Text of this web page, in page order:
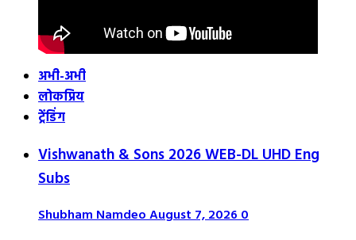
अभी-अभी
लोकप्रिय
ट्रेंडिंग
Vishwanath & Sons 2026 WEB-DL UHD Eng
Subs
Shubham NamdeoAugust 7, 20260